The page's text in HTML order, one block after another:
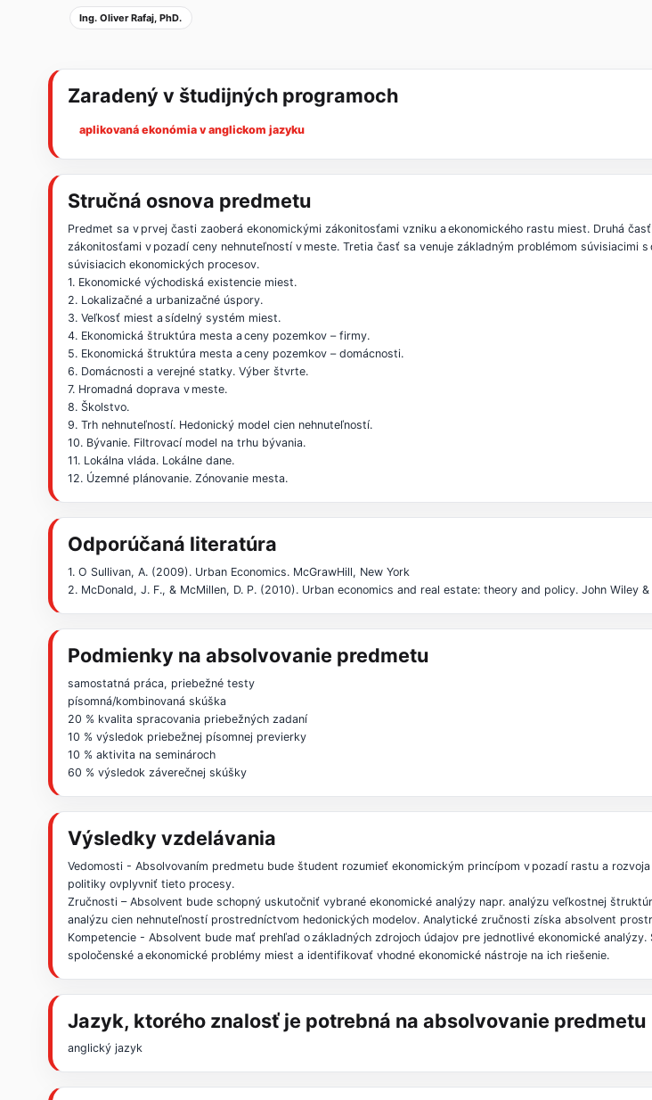
Ing. Oliver Rafaj, PhD.
Zaradený v študijných programoch
aplikovaná ekonómia v anglickom jazyku
Stručná osnova predmetu
Predmet sa v prvej časti zaoberá ekonomickými zákonitosťami vzniku a ekonomického rastu miest. Druhá
zákonitosťami v pozadí ceny nehnuteľností v meste. Tretia časť sa venuje základným problémom súvisiacimi
súvisiacich ekonomických procesov.
1. Ekonomické východiská existencie miest.
2. Lokalizačné a urbanizačné úspory.
3. Veľkosť miest a sídelný systém miest.
4. Ekonomická štruktúra mesta a ceny pozemkov – firmy.
5. Ekonomická štruktúra mesta a ceny pozemkov – domácnosti.
6. Domácnosti a verejné statky. Výber štvrte.
7. Hromadná doprava v meste.
8. Školstvo.
9. Trh nehnuteľností. Hedonický model cien nehnuteľností.
10. Bývanie. Filtrovací model na trhu bývania.
11. Lokálna vláda. Lokálne dane.
12. Územné plánovanie. Zónovanie mesta.
Odporúčaná literatúra
1. O Sullivan, A. (2009). Urban Economics. McGrawHill, New York
2. McDonald, J. F., & McMillen, D. P. (2010). Urban economics and real estate: theory and policy. John Wiley &
Podmienky na absolvovanie predmetu
samostatná práca, priebežné testy
písomná/kombinovaná skúška
20 % kvalita spracovania priebežných zadaní
10 % výsledok priebežnej písomnej previerky
10 % aktivita na seminároch
60 % výsledok záverečnej skúšky
Výsledky vzdelávania
Vedomosti - Absolvovaním predmetu bude študent rozumieť ekonomickým princípom v pozadí rastu a
politiky ovplyvniť tieto procesy.
Zručnosti – Absolvent bude schopný uskutočniť vybrané ekonomické analýzy napr. analýzu veľkostnej
analýzu cien nehnuteľností prostredníctvom hedonických modelov. Analytické zručnosti získa absolvent
Kompetencie - Absolvent bude mať prehľad o základných zdrojoch údajov pre jednotlivé ekonomické
spoločenské a ekonomické problémy miest a identifikovať vhodné ekonomické nástroje na ich riešenie.
Jazyk, ktorého znalosť je potrebná na absolvovanie predmetu
anglický jazyk